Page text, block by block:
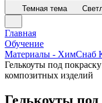
Темная тема
Главная
Обучение
Материалы - ХимСнаб
Гелькоуты под
композитных изделий